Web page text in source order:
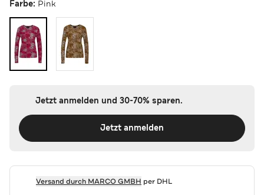
Farbe: Pink
Jetzt anmelden und 30-70% sparen.
Jetzt anmelden
Versand durch MARCO GMBH per DHL